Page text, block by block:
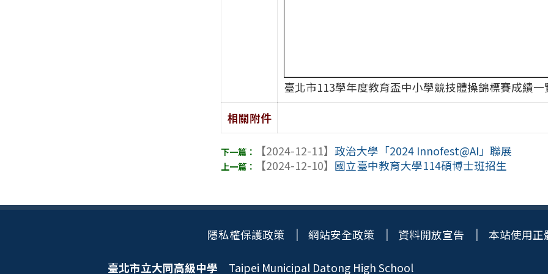
臺北市113學年度教育盃中小學競技體操錦標賽成績一
相關附件
【2024-12-11】政治大學「2024 Innofest@AI」聯展
【2024-12-10】 國立臺中教育大學114碩博士班招生
隱私權保護政策 網站安全政策 資料開放宣告 本站使用正
臺北市立大同高級中學 Taipei Municipal Datong High School